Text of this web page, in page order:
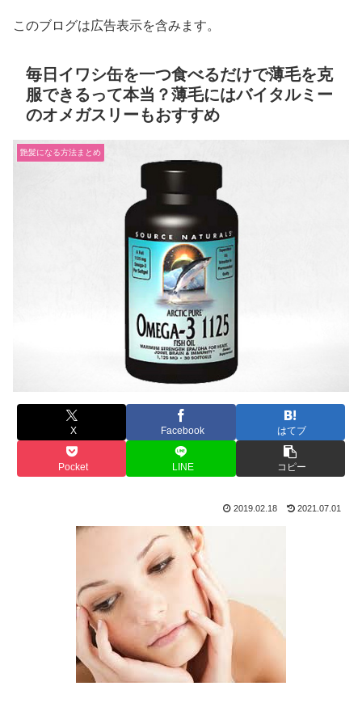
このブログは広告表示を含みます。
毎日イワシ缶を一つ食べるだけで薄毛を克
服できるって本当？薄毛にはバイタルミー
のオメガスリーもおすすめ
艶髪になる方法まとめ
X Facebook はてブ
Pocket LINE コピー
2019.02.18 2021.07.01